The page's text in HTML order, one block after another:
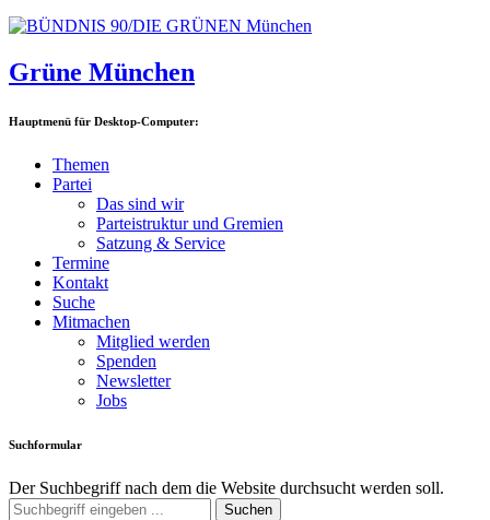
Grüne München
Hauptmenü für Desktop-Computer:
Themen
Partei
Das sind wir
Parteistruktur und Gremien
Satzung & Service
Termine
Kontakt
Suche
Mitmachen
Mitglied werden
Spenden
Newsletter
Jobs
Suchformular
Der Suchbegriff nach dem die Website durchsucht werden soll.
Suchen